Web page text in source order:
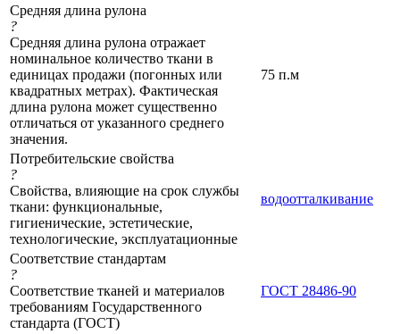
Средняя длина рулона
?
Средняя длина рулона отражает
номинальное количество ткани в
единицах продажи (погонных или
квадратных метрах). Фактическая
длина рулона может существенно
отличаться от указанного среднего
значения.
75 п.м
Потребительские свойства
?
Свойства, влияющие на срок службы
ткани: функциональные,
гигиенические, эстетические,
технологические, эксплуатационные
водоотталкивание
Соответствие стандартам
?
Соответствие тканей и материалов
требованиям Государственного
стандарта (ГОСТ)
ГОСТ 28486-90